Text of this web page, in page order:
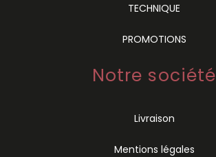
TECHNIQUE
PROMOTIONS
Notre société
Livraison
Mentions légales